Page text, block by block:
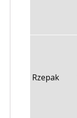
Rzepak